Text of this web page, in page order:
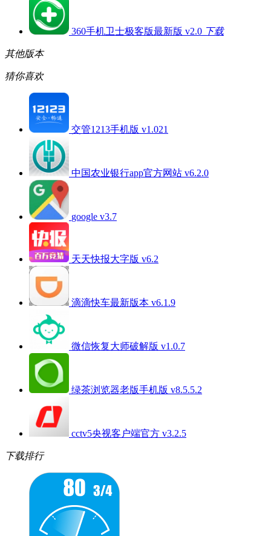
360手机卫士极客版最新版 v2.0 下载
其他版本
猜你喜欢
交管1213手机版 v1.021
中国农业银行app官方网站 v6.2.0
google v3.7
天天快报大字版 v6.2
滴滴快车最新版本 v6.1.9
微信恢复大师破解版 v1.0.7
绿茶浏览器老版手机版 v8.5.5.2
cctv5央视客户端官方 v3.2.5
下载排行